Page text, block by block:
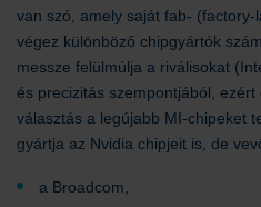
van szó, amely saját fab-
végez különböző chipgyártók
messze felülmúlja a riválisokat
és precizitás szempontjából,
választás a legújabb MI-chipeket
gyártja az Nvidia chipjeit is, de
a Broadcom,